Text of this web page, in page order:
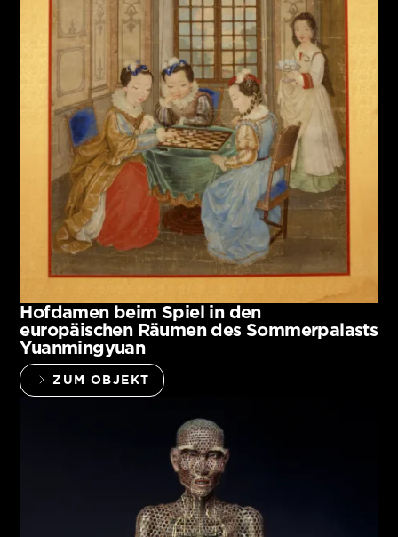
Hofdamen beim Spiel in den
europäischen Räumen des Sommerpalasts
Yuanmingyuan
ZUM OBJEKT